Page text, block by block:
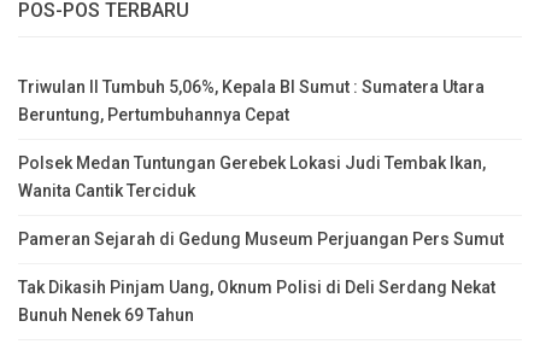
POS-POS TERBARU
Triwulan II Tumbuh 5,06%, Kepala BI Sumut : Sumatera Utara
Beruntung, Pertumbuhannya Cepat
Polsek Medan Tuntungan Gerebek Lokasi Judi Tembak Ikan,
Wanita Cantik Terciduk
Pameran Sejarah di Gedung Museum Perjuangan Pers Sumut
Tak Dikasih Pinjam Uang, Oknum Polisi di Deli Serdang Nekat
Bunuh Nenek 69 Tahun